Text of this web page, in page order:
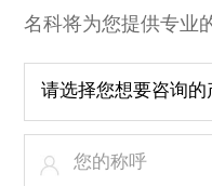
名科将为您提供专业